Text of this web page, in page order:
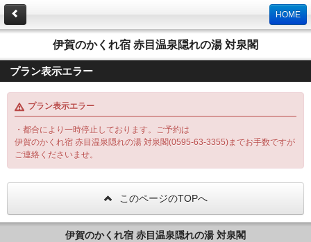
HOME
伊賀のかくれ宿 赤目温泉隠れの湯 対泉閣
プラン表示エラー
プラン表示エラー
・都合により一時停止しております。ご予約は
伊賀のかくれ宿 赤目温泉隠れの湯 対泉閣(0595-63-3355)までお手数ですが
ご連絡くださいませ。
このページのTOPへ
伊賀のかくれ宿 赤目温泉隠れの湯 対泉閣